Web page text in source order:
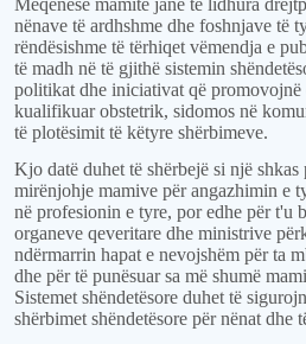
nënave të ardhshme dhe foshnjave të
rëndësishme të tërhiqet vëmendja e
të madh në të gjithë sistemin
politikat dhe iniciativat që promovojnë
kualifikuar obstetrik, sidomos në
të plotësimit të këtyre shërbimeve.
Kjo datë duhet të shërbejë si një shkas
mirënjohje mamive përangazhimin e
në profesionin e tyre, por edhe për t'u
organeve qeveritare dhe ministrive
ndërmarrin hapat e nevojshëm për ta
dhe për të punësuar sa më shumë
Sistemet shëndetësore duhet të
shërbimet shëndetësore përnënat dhe